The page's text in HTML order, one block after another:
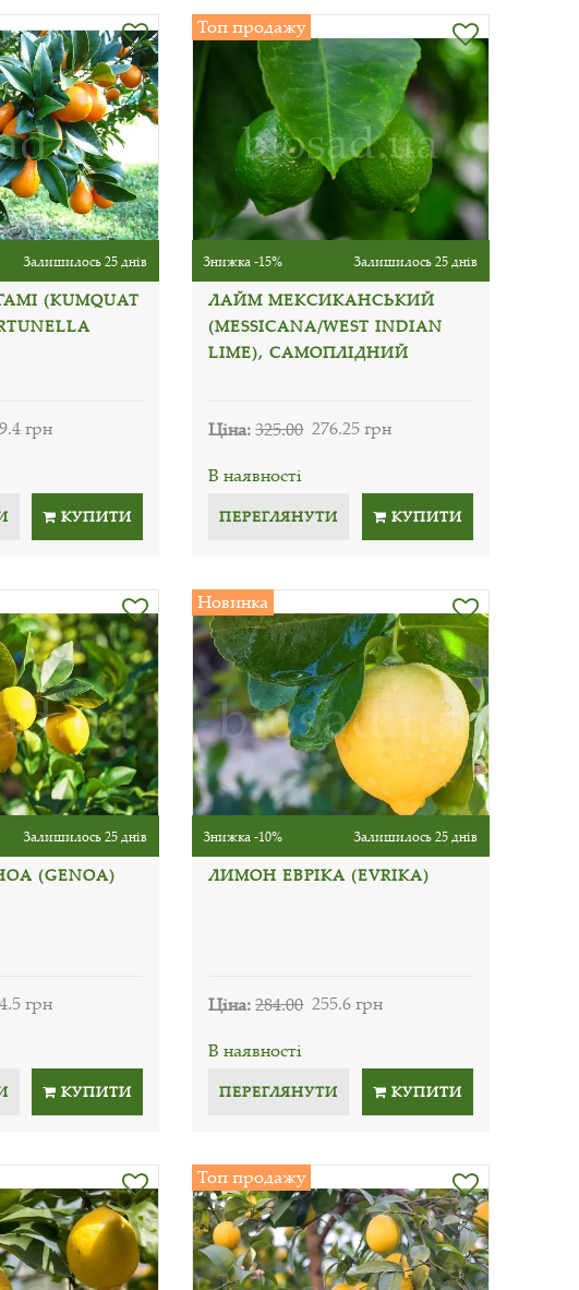
Залишилось 25 днів
(KUMQUAT
грн
КУПИТИ
Топ продажу
Знижка -15% Залишилось 25 днів
ЛАЙМ МЕКСИКАНСЬКИЙ
(MESSICANA/WEST INDIAN
LIME), САМОПЛІДНИЙ
Ціна:325.00 276.25 грн
В наявності
ПЕРЕГЛЯНУТИ КУПИТИ
Залишилось 25 днів
(GENOA)
грн
КУПИТИ
Новинка
Знижка -10% Залишилось 25 днів
ЛИМОН ЕВРІКА (EVRIKA)
Ціна:284.00 255.6 грн
В наявності
ПЕРЕГЛЯНУТИ КУПИТИ
Топ продажу